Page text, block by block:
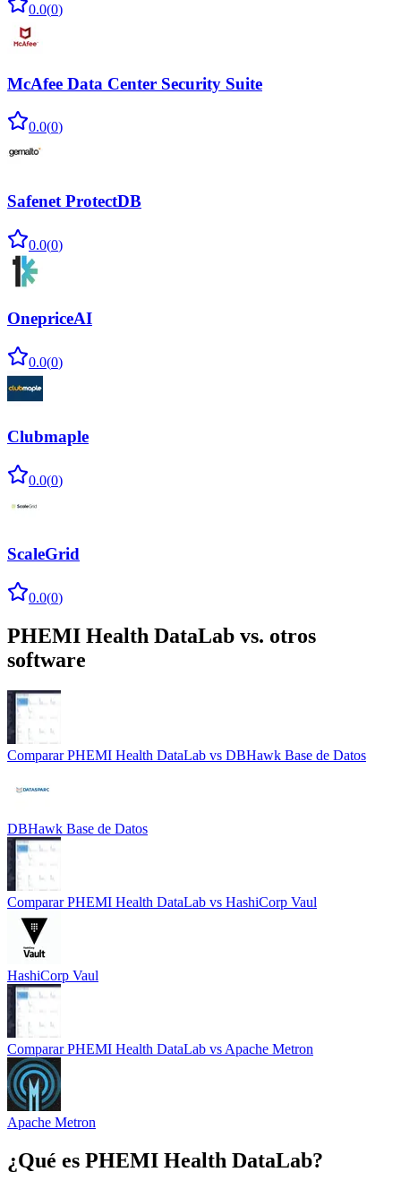
0.0(0)
McAfee Data Center Security Suite
0.0(0)
Safenet ProtectDB
0.0(0)
OnepriceAI
0.0(0)
Clubmaple
0.0(0)
ScaleGrid
0.0(0)
PHEMI Health DataLab vs. otros
software
Comparar PHEMI Health DataLab vs DBHawk Base de Datos
DBHawk Base de Datos
Comparar PHEMI Health DataLab vs HashiCorp Vaul
HashiCorp Vaul
Comparar PHEMI Health DataLab vs Apache Metron
Apache Metron
¿Qué es PHEMI Health DataLab?